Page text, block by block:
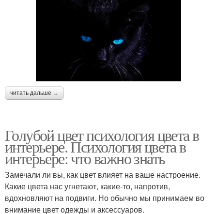
читать дальше →
Голубой цвет психология цвета в
интерьере. Психология цвета в
интерьере: что важно знать
Замечали ли вы, как цвет влияет на ваше настроение.
Какие цвета нас угнетают, какие-то, напротив,
вдохновляют на подвиги. Но обычно мы принимаем во
внимание цвет одежды и аксессуаров.